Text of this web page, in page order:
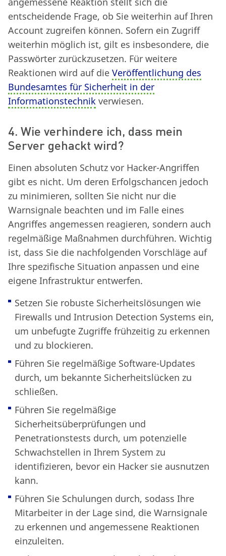
entscheidende Frage, ob Sie weiterhin auf Ihren
Account zugreifen können. Sofern ein Zugriff
weiterhin möglich ist, gilt es insbesondere, die
Passwörter zurückzusetzen. Für weitere
Reaktionen wird auf die Veröffentlichung des
Bundesamtes für Sicherheit in der
Informationstechnik verwiesen.
4. Wie verhindere ich, dass mein
Server gehackt wird?
Einen absoluten Schutz vor Hacker-Angriffen
gibt es nicht. Um deren Erfolgschancen jedoch
zu minimieren, sollten Sie nicht nur die
Warnsignale beachten und im Falle eines
Angriffes angemessen reagieren, sondern auch
regelmäßige Maßnahmen durchführen. Wichtig
ist, dass Sie die nachfolgenden Vorschläge auf
Ihre spezifische Situation anpassen und eine
eigene Infrastruktur entwerfen.
Setzen Sie robuste Sicherheitslösungen wie
Firewalls und Intrusion Detection Systems ein,
um unbefugte Zugriffe frühzeitig zu erkennen
und zu blockieren.
Führen Sie regelmäßige Software-Updates
durch, um bekannte Sicherheitslücken zu
schließen.
Führen Sie regelmäßige
Sicherheitsüberprüfungen und
Penetrationstests durch, um potenzielle
Schwachstellen in Ihrem System zu
identifizieren, bevor ein Hacker sie ausnutzen
kann.
Führen Sie Schulungen durch, sodass Ihre
Mitarbeiter in der Lage sind, die Warnsignale
zu erkennen und angemessene Reaktionen
einzuleiten.